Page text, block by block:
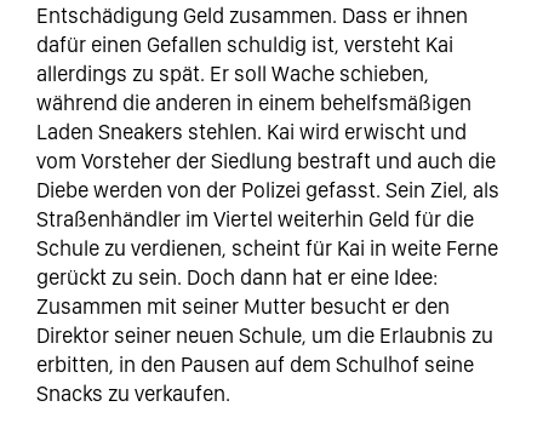
Entschädigung Geld zusammen. Dass er ihnen
dafür einen Gefallen schuldig ist, versteht Kai
allerdings zu spät. Er soll Wache schieben,
während die anderen in einem behelfsmäßigen
Laden Sneakers stehlen. Kai wird erwischt und
vom Vorsteher der Siedlung bestraft und auch die
Diebe werden von der Polizei gefasst. Sein Ziel, als
Straßenhändler im Viertel weiterhin Geld für die
Schule zu verdienen, scheint für Kai in weite Ferne
gerückt zu sein. Doch dann hat er eine Idee:
Zusammen mit seiner Mutter besucht er den
Direktor seiner neuen Schule, um die Erlaubnis zu
erbitten, in den Pausen auf dem Schulhof seine
Snacks zu verkaufen.